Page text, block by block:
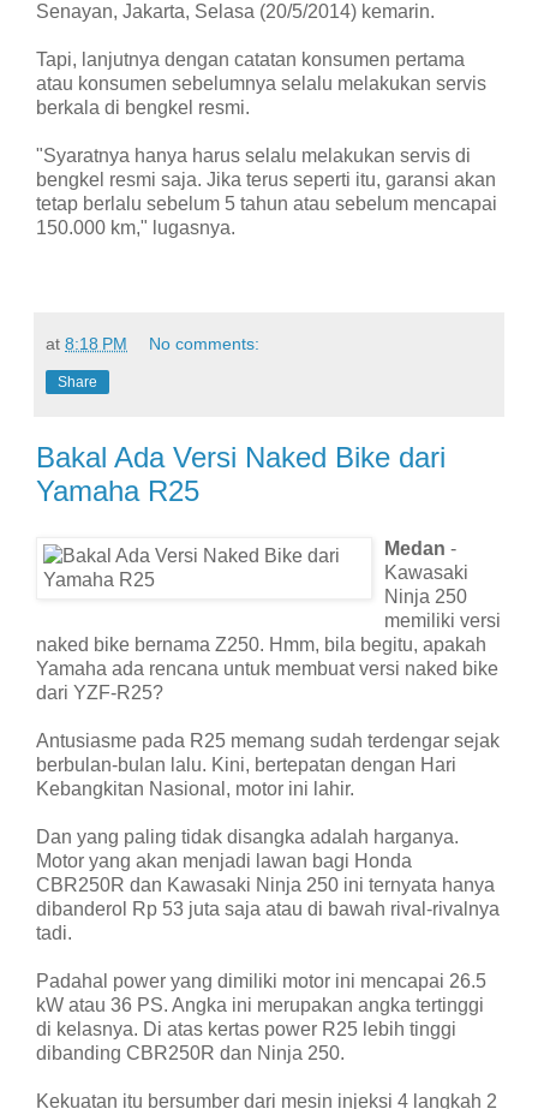
Senayan, Jakarta, Selasa (20/5/2014) kemarin.
Tapi, lanjutnya dengan catatan konsumen pertama
atau konsumen sebelumnya selalu melakukan servis
berkala di bengkel resmi.
"Syaratnya hanya harus selalu melakukan servis di
bengkel resmi saja. Jika terus seperti itu, garansi akan
tetap berlalu sebelum 5 tahun atau sebelum mencapai
150.000 km," lugasnya.
at 8:18 PM No comments:
Share
Bakal Ada Versi Naked Bike dari
Yamaha R25
Medan -
Kawasaki
Ninja 250
memiliki versi
naked bike bernama Z250. Hmm, bila begitu, apakah
Yamaha ada rencana untuk membuat versi naked bike
dari YZF-R25?
Antusiasme pada R25 memang sudah terdengar sejak
berbulan-bulan lalu. Kini, bertepatan dengan Hari
Kebangkitan Nasional, motor ini lahir.
Dan yang paling tidak disangka adalah harganya.
Motor yang akan menjadi lawan bagi Honda
CBR250R dan Kawasaki Ninja 250 ini ternyata hanya
dibanderol Rp 53 juta saja atau di bawah rival-rivalnya
tadi.
Padahal power yang dimiliki motor ini mencapai 26.5
kW atau 36 PS. Angka ini merupakan angka tertinggi
di kelasnya. Di atas kertas power R25 lebih tinggi
dibanding CBR250R dan Ninja 250.
Kekuatan itu bersumber dari mesin injeksi 4 langkah 2